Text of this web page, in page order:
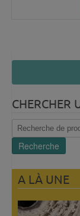
CHERCHER
Recherche
pour :
Recherche
A LÀ UNE